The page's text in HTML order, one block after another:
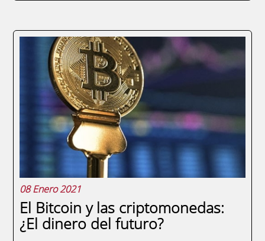
La preocupación por el medio ambiente y
la reducción de residuos plásticos es una
tendencia mundial, y muchos gobiernos
han comenzado a implementar medidas
para combatir esta problemática. En este
artículo resumimos la charla impartida
por ...
08 Enero 2021
El Bitcoin y las criptomonedas:
¿El dinero del futuro?